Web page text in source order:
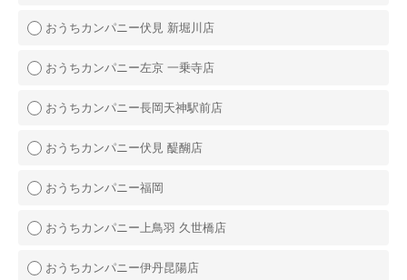
おうちカンパニー伏見 新堀川店
おうちカンパニー左京 一乗寺店
おうちカンパニー長岡天神駅前店
おうちカンパニー伏見 醍醐店
おうちカンパニー福岡
おうちカンパニー上鳥羽 久世橋店
おうちカンパニー伊丹昆陽店